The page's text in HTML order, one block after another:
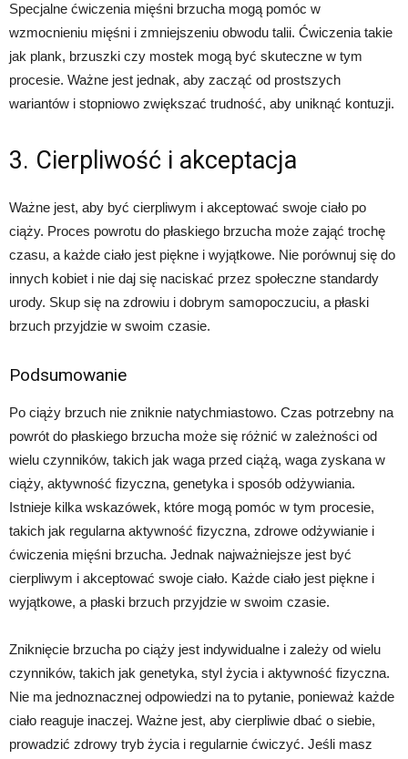
Specjalne ćwiczenia mięśni brzucha mogą pomóc w
wzmocnieniu mięśni i zmniejszeniu obwodu talii. Ćwiczenia takie
jak plank, brzuszki czy mostek mogą być skuteczne w tym
procesie. Ważne jest jednak, aby zacząć od prostszych
wariantów i stopniowo zwiększać trudność, aby uniknąć kontuzji.
3. Cierpliwość i akceptacja
Ważne jest, aby być cierpliwym i akceptować swoje ciało po
ciąży. Proces powrotu do płaskiego brzucha może zająć trochę
czasu, a każde ciało jest piękne i wyjątkowe. Nie porównuj się do
innych kobiet i nie daj się naciskać przez społeczne standardy
urody. Skup się na zdrowiu i dobrym samopoczuciu, a płaski
brzuch przyjdzie w swoim czasie.
Podsumowanie
Po ciąży brzuch nie zniknie natychmiastowo. Czas potrzebny na
powrót do płaskiego brzucha może się różnić w zależności od
wielu czynników, takich jak waga przed ciążą, waga zyskana w
ciąży, aktywność fizyczna, genetyka i sposób odżywiania.
Istnieje kilka wskazówek, które mogą pomóc w tym procesie,
takich jak regularna aktywność fizyczna, zdrowe odżywianie i
ćwiczenia mięśni brzucha. Jednak najważniejsze jest być
cierpliwym i akceptować swoje ciało. Każde ciało jest piękne i
wyjątkowe, a płaski brzuch przyjdzie w swoim czasie.
Zniknięcie brzucha po ciąży jest indywidualne i zależy od wielu
czynników, takich jak genetyka, styl życia i aktywność fizyczna.
Nie ma jednoznacznej odpowiedzi na to pytanie, ponieważ każde
ciało reaguje inaczej. Ważne jest, aby cierpliwie dbać o siebie,
prowadzić zdrowy tryb życia i regularnie ćwiczyć. Jeśli masz